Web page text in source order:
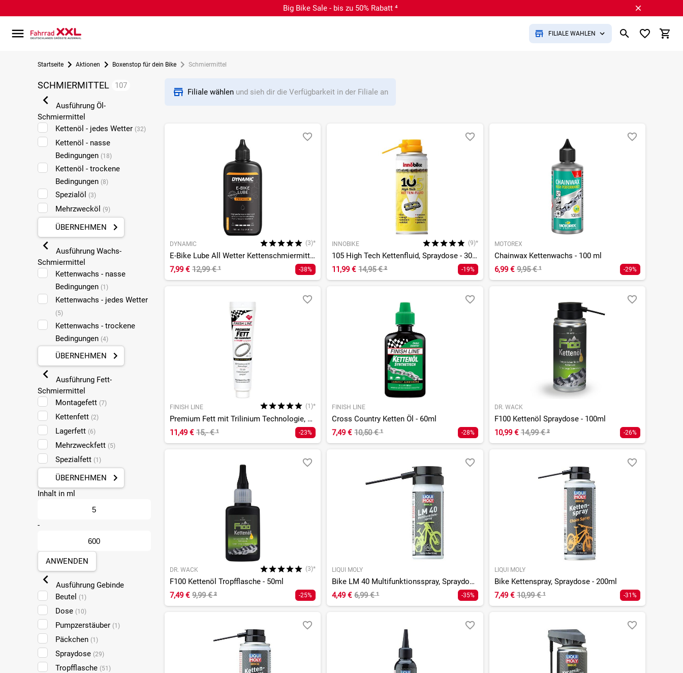
Big Bike Sale - bis zu 50% Rabatt ⁴
FILIALE WÄHLEN
Startseite Aktionen Boxenstop für dein Bike Schmiermittel
SCHMIERMITTEL 107
Ausführung Öl-
Schmiermittel
Kettenöl - jedes Wetter (32)
Kettenöl - nasse
Bedingungen (18)
Kettenöl - trockene
Bedingungen (8)
Spezialöl (3)
Mehrzwecköl (9)
ÜBERNEHMEN
Ausführung Wachs-
Schmiermittel
Kettenwachs - nasse
Bedingungen (1)
Kettenwachs - jedes Wetter
(5)
Kettenwachs - trockene
Bedingungen (4)
ÜBERNEHMEN
Ausführung Fett-
Schmiermittel
Montagefett (7)
Kettenfett (2)
Lagerfett (6)
Mehrzweckfett (5)
Spezialfett (1)
ÜBERNEHMEN
Inhalt in ml
-
ANWENDEN
Ausführung Gebinde
Beutel
(1)
Dose (10)
Pumpzerstäuber (1)
Päckchen (1)
Spraydose (29)
Tropfflasche (51)
Filiale wählen und sieh dir die Verfügbarkeit in der Filiale an
DYNAMIC (3)*
E-Bike Lube All Wetter Kettenschmiermittel - 100ml
7,99 € 12,99 €¹ -38%
INNOBIKE (9)*
105 High Tech Kettenfluid, Spraydose - 300ml
11,99 € 14,95 €² -19%
MOTOREX
Chainwax Kettenwachs - 100 ml
6,99 € 9,95 €¹ -29%
FINISH LINE (1)*
Premium Fett mit Trilinium Technologie, Tube - 100g
11,49 € 15,- €¹ -23%
FINISH LINE
Cross Country Ketten Öl - 60ml
7,49 € 10,50 €¹ -28%
DR. WACK
F100 Kettenöl Spraydose - 100ml
10,99 € 14,99 €² -26%
DR. WACK (3)*
F100 Kettenöl Tropfflasche - 50ml
7,49 € 9,99 €² -25%
LIQUI MOLY
Bike LM 40 Multifunktionsspray, Spraydose - 50ml
4,49 € 6,99 €¹ -35%
LIQUI MOLY
Bike Kettenspray, Spraydose - 200ml
7,49 € 10,99 €¹ -31%